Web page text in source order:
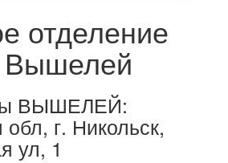
отделение
Вышелей
ВЫШЕЛЕЙ:
г. Никольск,
ул, 1